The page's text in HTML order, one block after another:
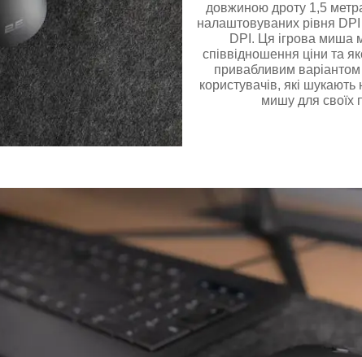
довжиною дроту 1,5
налаштовуваних рівня
DPI. Ця ігрова миша
співвідношення ціни та
привабливим варіантом
користувачів, які шукають
мишу для своїх